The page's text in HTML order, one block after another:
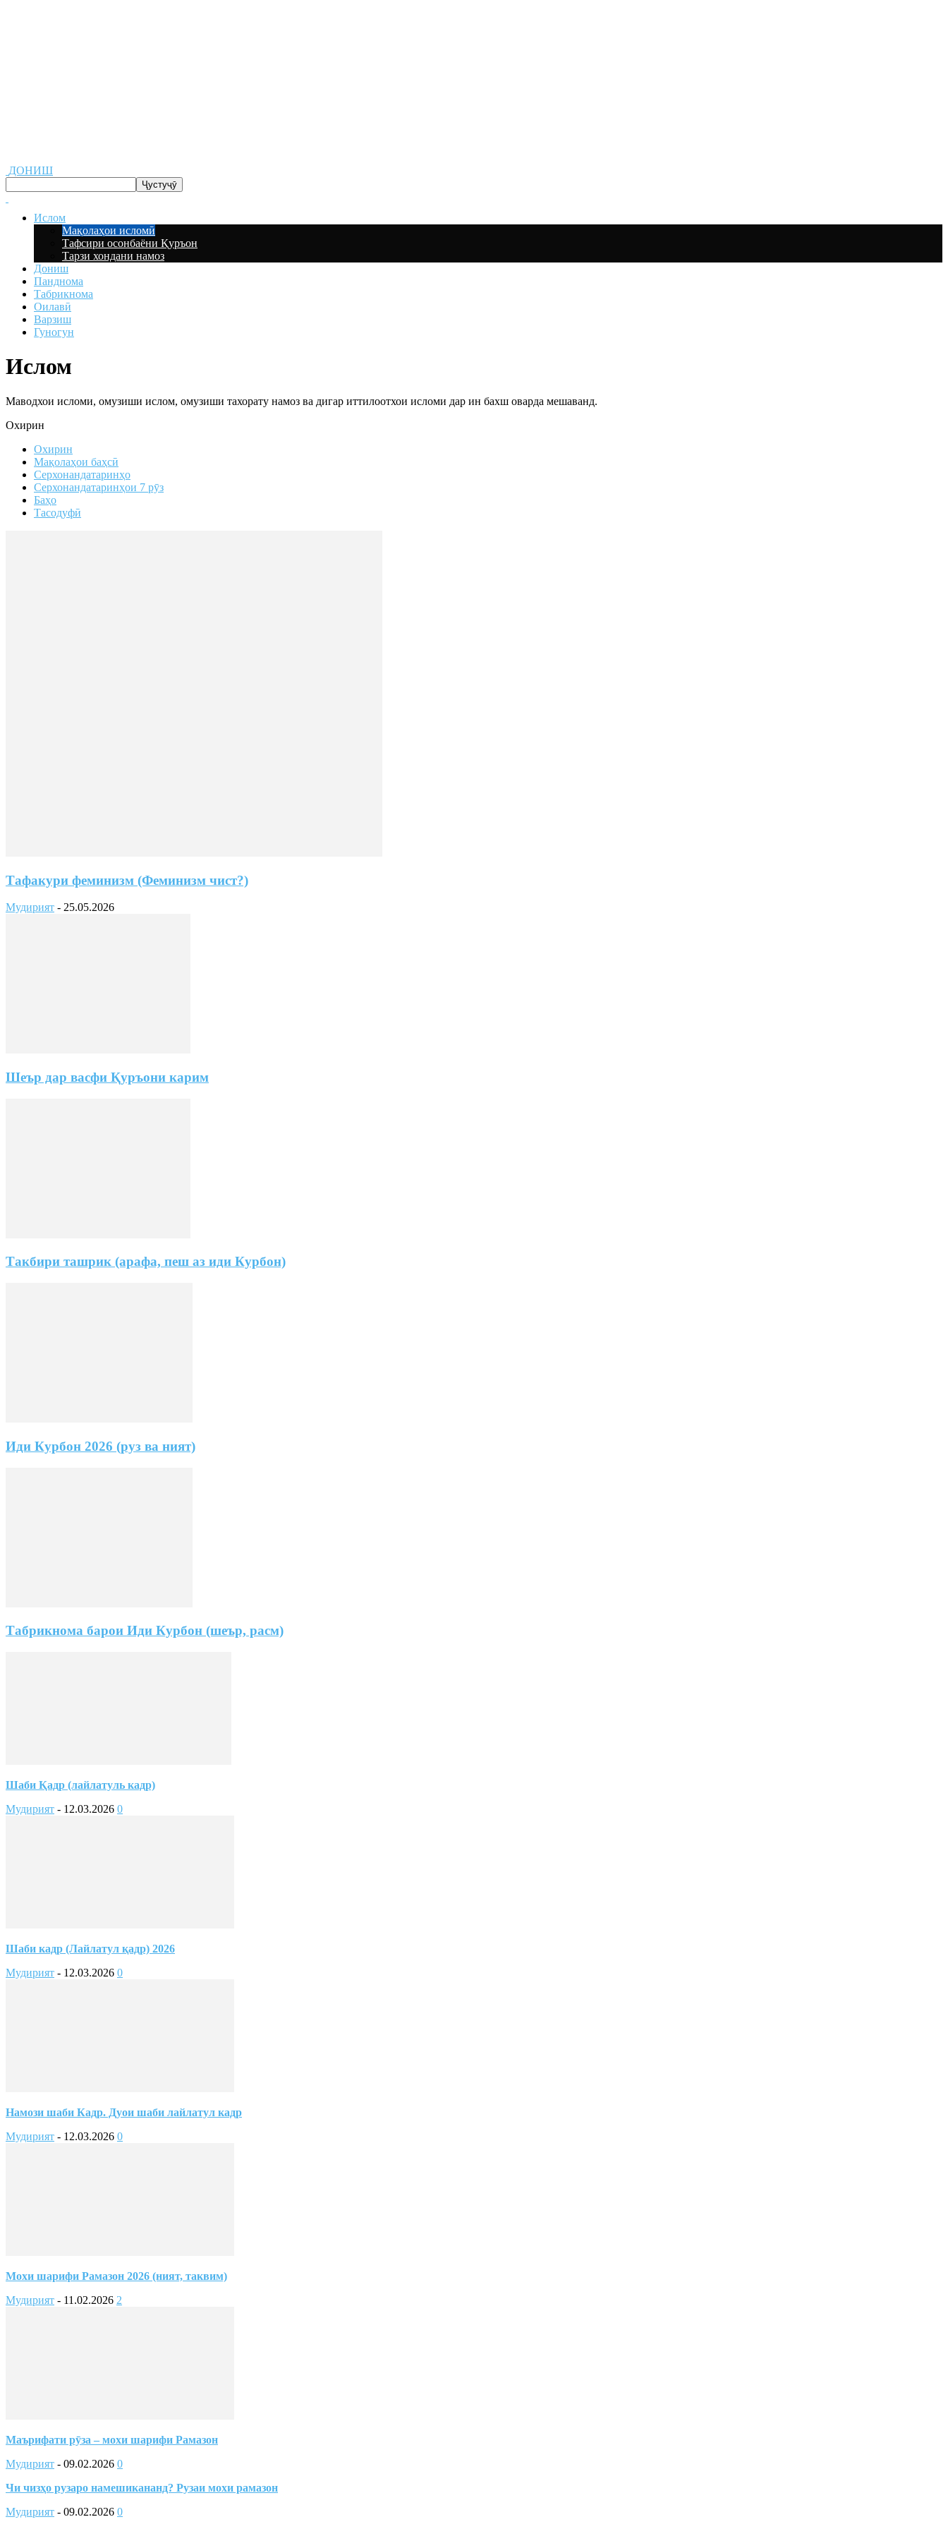
ДОНИШ
Ислом
Мақолаҳои исломӣ
Тафсири осонбаёни Қуръон
Тарзи хондани намоз
Дониш
Панднома
Табрикнома
Оилавӣ
Варзиш
Гуногун
Ислом
Маводхои исломи, омузиши ислом, омузиши тахорату намоз ва дигар иттилоотхои исломи дар ин бахш оварда мешаванд.
Охирин
Охирин
Мақолаҳои баҳсӣ
Серхонандатаринҳо
Серхонандатаринҳои 7 рӯз
Баҳо
Тасодуфӣ
Тафакури феминизм (Феминизм чист?)
Мудирият - 25.05.2026
Шеър дар васфи Қуръони карим
Такбири ташрик (арафа, пеш аз иди Курбон)
Иди Курбон 2026 (руз ва ният)
Табрикнома барои Иди Курбон (шеър, расм)
Шаби Қадр (лайлатуль кадр)
Мудирият - 12.03.2026 0
Шаби кадр (Лайлатул қадр) 2026
Мудирият - 12.03.2026 0
Намози шаби Кадр. Дуои шаби лайлатул кадр
Мудирият - 12.03.2026 0
Мохи шарифи Рамазон 2026 (ният, таквим)
Мудирият - 11.02.2026 2
Маърифати рӯза – мохи шарифи Рамазон
Мудирият - 09.02.2026 0
Чи чизҳо рузаро намешикананд? Рузаи мохи рамазон
Мудирият - 09.02.2026 0